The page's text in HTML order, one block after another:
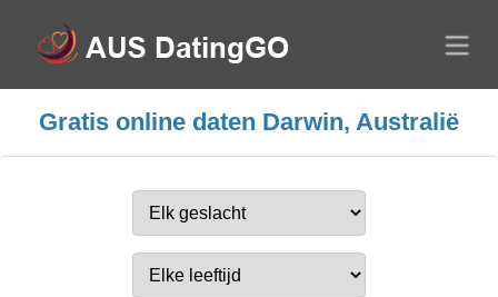
Gratis online daten Darwin, Australië